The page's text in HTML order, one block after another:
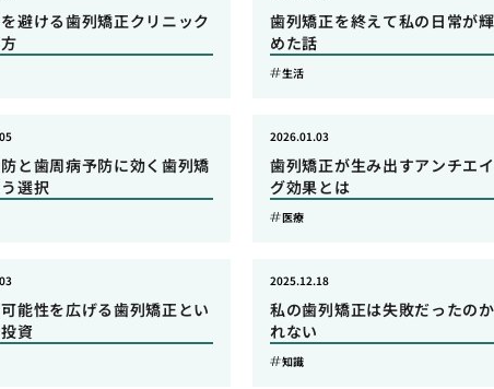
避ける歯列矯正クリニック
歯列矯正を終えて私の日常が
めた話
生活
と歯周病予防に効く歯列矯
選択
歯列矯正が生み出すアンチエ
グ効果とは
2026.01.03
医療
能性を広げる歯列矯正とい
資
私の歯列矯正は失敗だったの
れない
2025.12.18
知識